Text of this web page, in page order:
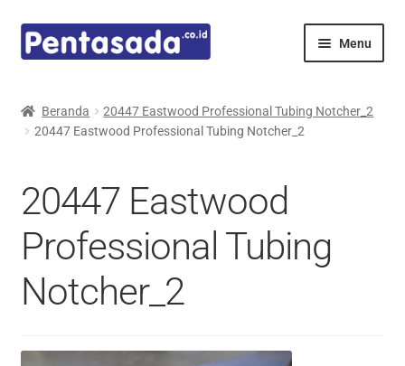
Skip
to
Skip
to
Menu
child
Mindray
Principals
E-Catalogue
Beranda
20447 Eastwood Professional Tubing Notcher_2
20447 Eastwood Professional Tubing Notcher_2
20447 Eastwood
Professional Tubing
Notcher_2